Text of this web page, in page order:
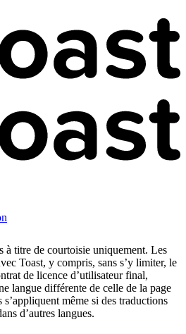
à titre de courtoisie uniquement. Les
Toast, y compris, sans s’y limiter, le
de licence d’utilisateur final,
langue différente de celle de la page
même si des traductions
d’autres langues.